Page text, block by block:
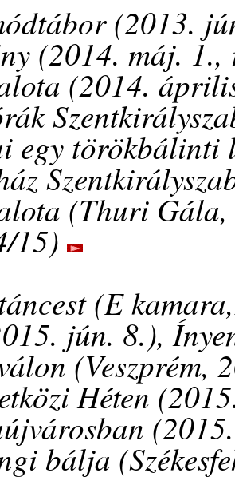
(2013.
(2014. máj.
(2014.
egy törökbálinti
(Thuri
15)
(E
jún. 8.),
(Veszprém,
Héten
bálja